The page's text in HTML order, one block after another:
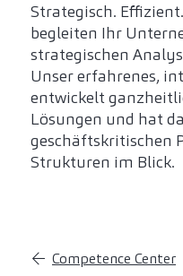
Strategisch.
begleiten Ihr
strategischen
Unser erfahrenes,
entwickelt
Lösungen und hat
geschäftskritischen
Strukturen im Blick.
Competence Center